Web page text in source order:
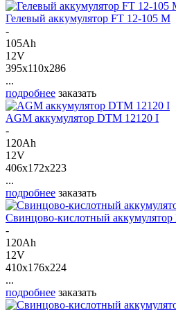
Гелевый аккумулятор FT 12-105 M
-
105Ah
12V
395x110x286
...
подробнее заказать
AGM аккумулятор DTM 12120 I
-
120Ah
12V
406x172x223
...
подробнее заказать
Свинцово-кислотный
-
120Ah
12V
410x176x224
...
подробнее заказать